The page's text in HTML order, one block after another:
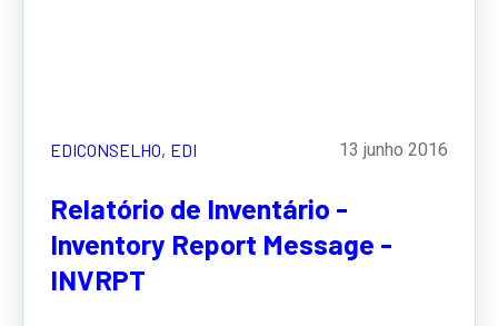
EDICONSELHO, EDI 13 junho 2016
Relatório de Inventário -
Inventory Report Message -
INVRPT